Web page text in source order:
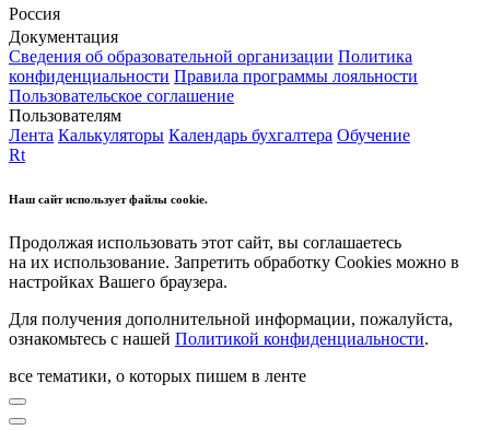
Россия
Документация
Сведения об образовательной организации Политика
конфиденциальности Правила программы лояльности
Пользовательское соглашение
Пользователям
Лента Калькуляторы Календарь бухгалтера Обучение
Rt
Наш сайт использует файлы cookie.
Продолжая использовать этот сайт, вы соглашаетесь
на их использование. Запретить обработку Cookies можно в
настройках Вашего браузера.
Для получения дополнительной информации, пожалуйста,
ознакомьтесь с нашей Политикой конфиденциальности.
все тематики, о которых пишем в ленте